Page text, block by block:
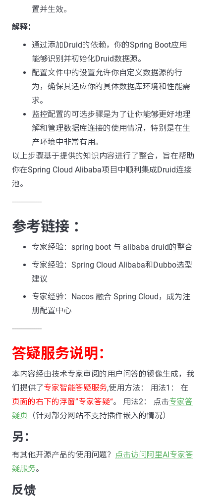
置并生效。
解释：
通过添加Druid的依赖，你的Spring Boot应用
能够识别并初始化Druid数据源。
配置文件中的设置允许你自定义数据源的行
为，确保其适应你的具体数据库环境和性能需
求。
监控配置的可选步骤是为了让你能够更好地理
解和管理数据库连接的使用情况，特别是在生
产环境中非常有用。
以上步骤基于提供的知识内容进行了整合，旨在帮助
你在Spring Cloud Alibaba项目中顺利集成Druid连接
池。
---------------
参考链接 ：
专家经验：spring boot 与 alibaba druid的整合
专家经验：Spring Cloud Alibaba和Dubbo选型
建议
专家经验：Nacos 融合 Spring Cloud，成为注
册配置中心
---------------
答疑服务说明：
本内容经由技术专家审阅的用户问答的镜像生成，我
们提供了专家智能答疑服务,使用方法： 用法1： 在
页面的右下的浮窗”专家答疑“。 用法2： 点击专家答
疑页 （针对部分网站不支持插件嵌入的情况）
另：
有其他开源产品的使用问题？
点击访问阿里AI专家答
疑服务。
反馈